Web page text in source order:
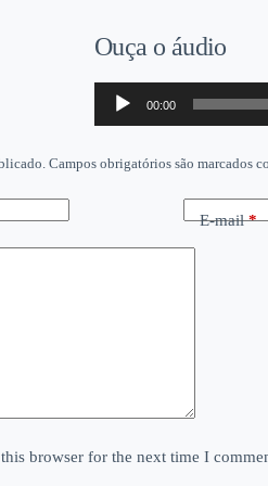
Ouça o áudio
Tocador
áudio
00:00
Campos obrigatórios são marcados
E-mail*
browser for the next time I